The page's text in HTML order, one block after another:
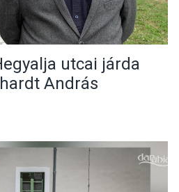
utcai járda
András